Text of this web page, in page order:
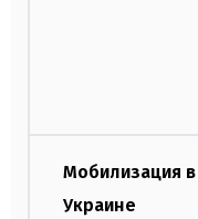
Мобилизация в
Украине